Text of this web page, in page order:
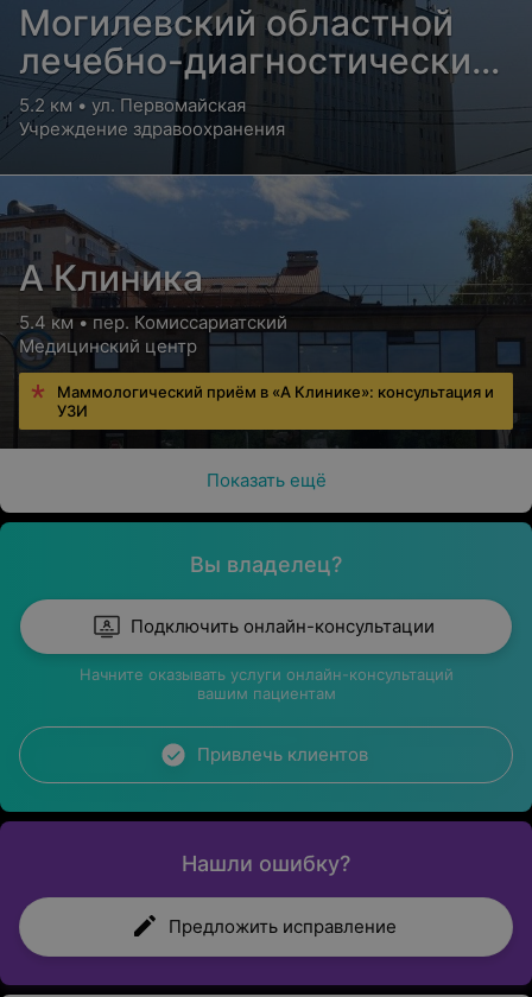
Могилевский областной
лечебно-диагностический
центр
5.2 км • ул. Первомайская
Учреждение здравоохранения
А Клиника
5.4 км • пер. Комиссариатский
Медицинский центр
Маммологический приём в «А Клинике»: консультация и
УЗИ
Показать ещё
Вы владелец?
Подключить онлайн-консультации
Начните оказывать услуги онлайн-консультаций
вашим пациентам
Привлечь клиентов
Нашли ошибку?
Предложить исправление